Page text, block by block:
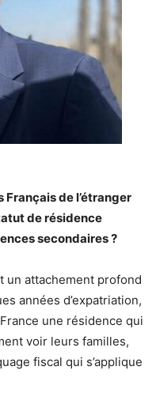
de l’étranger
de résidence
secondaires ?
un attachement profond
années d’expatriation,
une résidence qui
voir leurs familles,
fiscal qui s’applique